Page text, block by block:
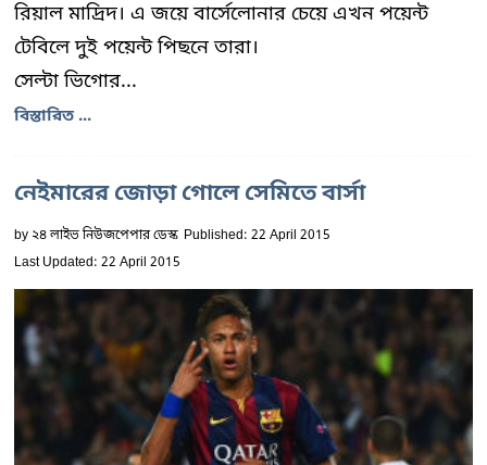
রিয়াল মাদ্রিদ। এ জয়ে বার্সেলোনার চেয়ে এখন পয়েন্ট
টেবিলে দুই পয়েন্ট পিছনে তারা।
সেল্টা ভিগোর...
বিস্তারিত ...
নেইমারের জোড়া গোলে সেমিতে বার্সা
by২৪ লাইভ নিউজপেপার ডেস্ক Published: 22 April 2015
Last Updated: 22 April 2015